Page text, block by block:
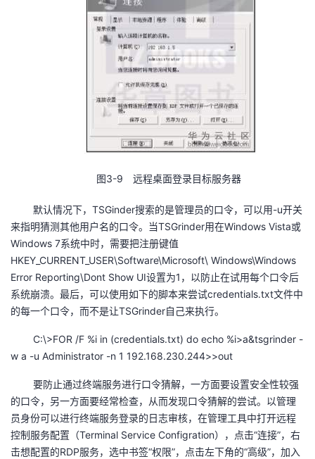
图3-9 远程桌面登录目标服务器
默认情况下，TSGinder搜索的是管理员的口令，可以用-u开关
来指明猜测其他用户名的口令。当TSGrinder用在Windows Vista或
Windows 7系统中时，需要把注册键值
HKEY_CURRENT_USER\Software\Microsoft\ Windows\Windows
Error Reporting\Dont Show UI设置为1，以防止在试用每个口令后
系统崩溃。最后，可以使用如下的脚本来尝试credentials.txt文件中
的每一个口令，而不是让TSGrinder自己来执行。
C:\>FOR /F %i in (credentials.txt) do echo %i>a&tsgrinder -
w a -u Administrator -n 1 192.168.230.244>>out
要防止通过终端服务进行口令猜解，一方面要设置安全性较强
的口令，另一方面要经常检查，从而发现口令猜解的尝试。以管理
员身份可以进行终端服务登录的日志审核，在管理工具中打开远程
控制服务配置（Terminal Service Configration），点击“连接”，右
击想配置的RDP服务，选中书签“权限”，点击左下角的“高级”，加入